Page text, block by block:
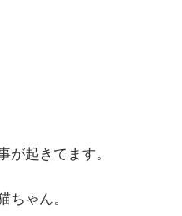
起きてます。
ちゃん。